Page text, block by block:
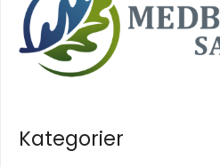
Kategorier